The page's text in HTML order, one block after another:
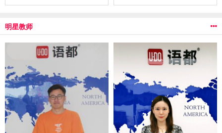
明星教师